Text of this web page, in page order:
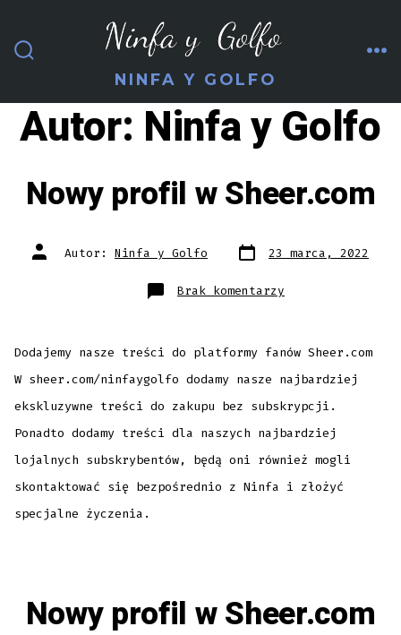
WYSZUKIWANIENINFA Y GOLFO
Autor: Ninfa y Golfo
Nowy profil w Sheer.com
Autor
wpisuAutor: Ninfa y Golfo Data
wpisu23 marca, 2022
Brak komentarzy
Nowy
Dodajemy nasze treści do platformy fanów Sheer.com
W sheer.com/ninfaygolfo dodamy nasze najbardziej
ekskluzywne treści do zakupu bez subskrypcji.
Ponadto dodamy treści dla naszych najbardziej
lojalnych subskrybentów, będą oni również mogli
skontaktować się bezpośrednio z Ninfa i złożyć
specjalne życzenia.
Nowy profil w Sheer.com